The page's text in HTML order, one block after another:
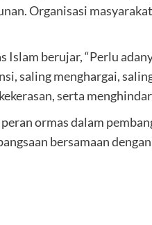
Organisasi
berujar, “Perlu
saling menghargai,
serta
ormas dalam
bersamaan